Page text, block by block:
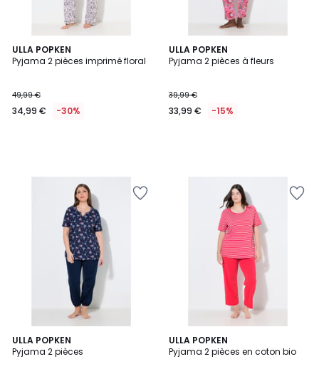
ULLA POPKEN
Pyjama 2 pièces imprimé floral
49,99 €
34,99 € -30%
ULLA POPKEN
Pyjama 2 pièces à fleurs
39,99 €
33,99 € -15%
ULLA POPKEN
Pyjama 2 pièces
ULLA POPKEN
Pyjama 2 pièces en coton bio
5
/